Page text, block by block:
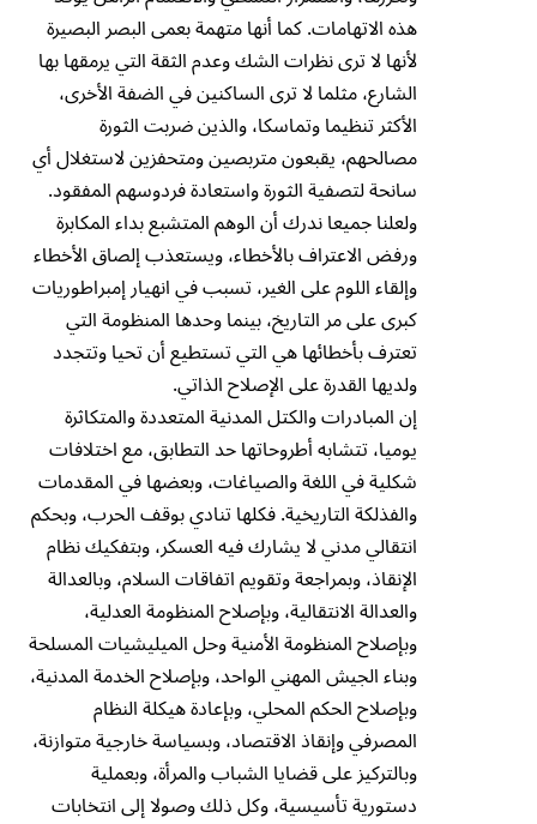
هذه الاتهامات. كما أنها متهمة بعمى البصر البصيرة
لأنها لا ترى نظرات الشك وعدم الثقة التي يرمقها بها
الشارع، مثلما لا ترى الساكنين في الضفة الأخرى،
الأكثر تنظيما وتماسكا، والذين ضربت الثورة
مصالحهم، يقبعون متربصين ومتحفزين لاستغلال أي
سانحة لتصفية الثورة واستعادة فردوسهم المفقود.
ولعلنا جميعا ندرك أن الوهم المتشبع بداء المكابرة
ورفض الاعتراف بالأخطاء، ويستعذب إلصاق الأخطاء
وإلقاء اللوم على الغير، تسبب في انهيار إمبراطوريات
كبرى على مر التاريخ، بينما وحدها المنظومة التي
تعترف بأخطائها هي التي تستطيع أن تحيا وتتجدد
ولديها القدرة على الإصلاح الذاتي.
إن المبادرات والكتل المدنية المتعددة والمتكاثرة
يوميا، تتشابه أطروحاتها حد التطابق، مع اختلافات
شكلية في اللغة والصياغات، وبعضها في المقدمات
والفذلكة التاريخية. فكلها تنادي بوقف الحرب، وبحكم
انتقالي مدني لا يشارك فيه العسكر، وبتفكيك نظام
الإنقاذ، وبمراجعة وتقويم اتفاقات السلام، وبالعدالة
والعدالة الانتقالية، وبإصلاح المنظومة العدلية،
وبإصلاح المنظومة الأمنية وحل الميليشيات المسلحة
وبناء الجيش المهني الواحد، وبإصلاح الخدمة المدنية،
وبإصلاح الحكم المحلي، وبإعادة هيكلة النظام
المصرفي وإنقاذ الاقتصاد، وبسياسة خارجية متوازنة،
وبالتركيز على قضايا الشباب والمرأة، وبعملية
دستورية تأسيسية، وكل ذلك وصولا إلى انتخابات